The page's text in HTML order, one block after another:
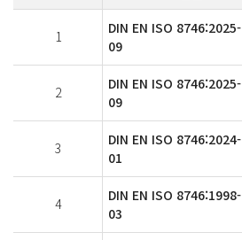
1
DIN EN ISO 8746:2025-
09
2
DIN EN ISO 8746:2025-
09
3
DIN EN ISO 8746:2024-
01
4
DIN EN ISO 8746:1998-
03